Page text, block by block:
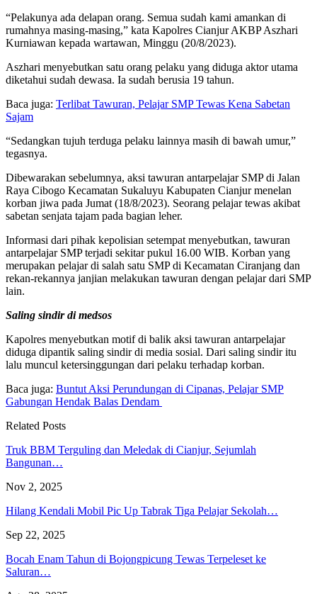
“Pelakunya ada delapan orang. Semua sudah kami amankan di
rumahnya masing-masing,” kata Kapolres Cianjur AKBP Aszhari
Kurniawan kepada wartawan, Minggu (20/8/2023).
Aszhari menyebutkan satu orang pelaku yang diduga aktor utama
diketahui sudah dewasa. Ia sudah berusia 19 tahun.
Baca juga: Terlibat Tawuran, Pelajar SMP Tewas Kena Sabetan
Sajam
“Sedangkan tujuh terduga pelaku lainnya masih di bawah umur,”
tegasnya.
Dibewarakan sebelumnya, aksi tawuran antarpelajar SMP di Jalan
Raya Cibogo Kecamatan Sukaluyu Kabupaten Cianjur menelan
korban jiwa pada Jumat (18/8/2023). Seorang pelajar tewas akibat
sabetan senjata tajam pada bagian leher.
Informasi dari pihak kepolisian setempat menyebutkan, tawuran
antarpelajar SMP terjadi sekitar pukul 16.00 WIB. Korban yang
merupakan pelajar di salah satu SMP di Kecamatan Ciranjang dan
rekan-rekannya janjian melakukan tawuran dengan pelajar dari SMP
lain.
Saling sindir di medsos
Kapolres menyebutkan motif di balik aksi tawuran antarpelajar
diduga dipantik saling sindir di media sosial. Dari saling sindir itu
lalu muncul ketersinggungan dari pelaku terhadap korban.
Baca juga: Buntut Aksi Perundungan di Cipanas, Pelajar SMP
Gabungan Hendak Balas Dendam
Related Posts
Truk BBM Terguling dan Meledak di Cianjur, Sejumlah
Bangunan…
Nov 2, 2025
Hilang Kendali Mobil Pic Up Tabrak Tiga Pelajar Sekolah…
Sep 22, 2025
Bocah Enam Tahun di Bojongpicung Tewas Terpeleset ke
Saluran…